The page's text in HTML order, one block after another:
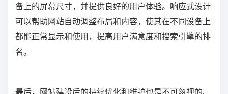
备上的屏幕尺寸，并提供良好的用户体验。响应式设计
可以帮助网站自动调整布局和内容，使其在不同设备上
都能正常显示和使用，提高用户满意度和搜索引擎的排
名。